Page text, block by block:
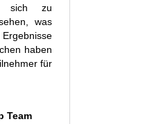
sich zu
was
haben
für
Team